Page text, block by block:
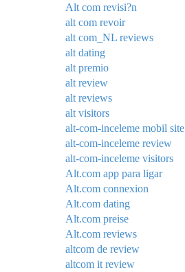
Alt com revisi?n
alt com revoir
alt com_NL reviews
alt dating
alt premio
alt review
alt reviews
alt visitors
alt-com-inceleme mobil site
alt-com-inceleme review
alt-com-inceleme visitors
Alt.com app para ligar
Alt.com connexion
Alt.com dating
Alt.com preise
Alt.com reviews
altcom de review
altcom it review